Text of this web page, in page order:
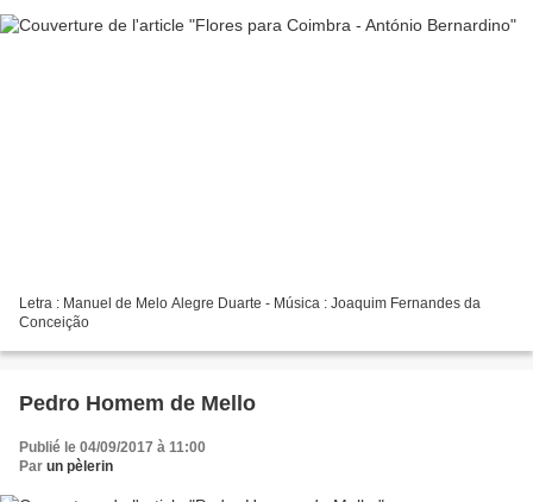
Letra : Manuel de Melo Alegre Duarte - Música : Joaquim Fernandes da
Conceição
Pedro Homem de Mello
Publié le 04/09/2017 à 11:00
Par un pèlerin